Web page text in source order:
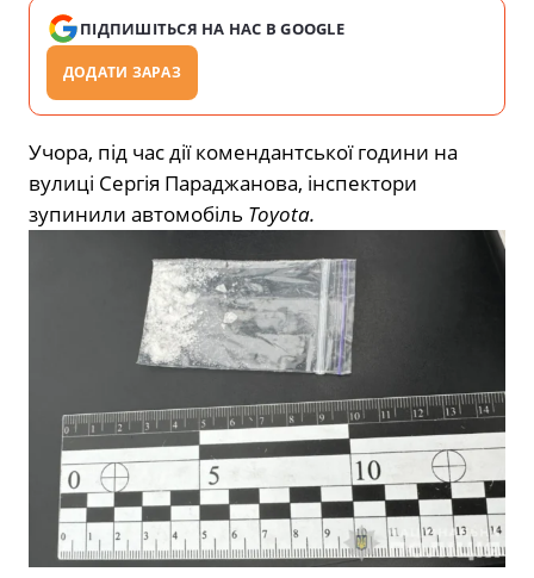
ПІДПИШІТЬСЯ НА НАС В GOOGLE
ДОДАТИ ЗАРАЗ
Учора, під час дії комендантської години на
вулиці Сергія Параджанова, інспектори
зупинили автомобіль Toyota.